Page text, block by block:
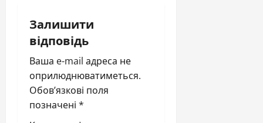
i
g
a
t
Залишити
відповідь
Ваша e-mail адреса не
оприлюднюватиметься.
Обов’язкові поля
позначені *